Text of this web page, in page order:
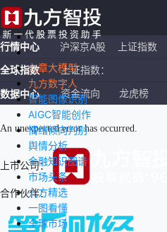
九章大模型
九方数字人
智能图像识别
AIGC智能创作
情绪倾向判别
舆情分析
金融知识图谱
市场头条
九方精选
一图看懂
全球市场
行情中心 沪深京A股 上证指数
全球指数
上证指数：
恒生指数：
纳斯达克ETF：
数据中心 资金流向 龙虎榜
An unexpected error has occurred.
上市公司：
合作伙伴：